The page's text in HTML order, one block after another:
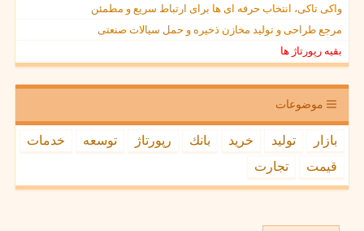
واکی تاکی، انتخاب حرفه ای ها برای ارتباط سریع و مطمئن
مرجع طراحی و تولید مخازن ذخیره و حمل سیالات صنعتی
بقیه رپورتاژ ها
موضوعات
بازار تولید خرید بانك رپورتاژ توسعه
خدمات
قیمت
تجارت